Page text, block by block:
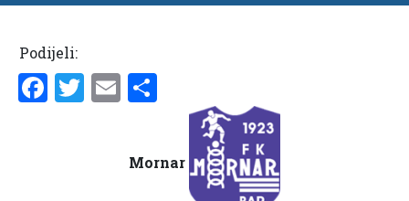
Podijeli:
Facebook
Twitter
Email
Mornar